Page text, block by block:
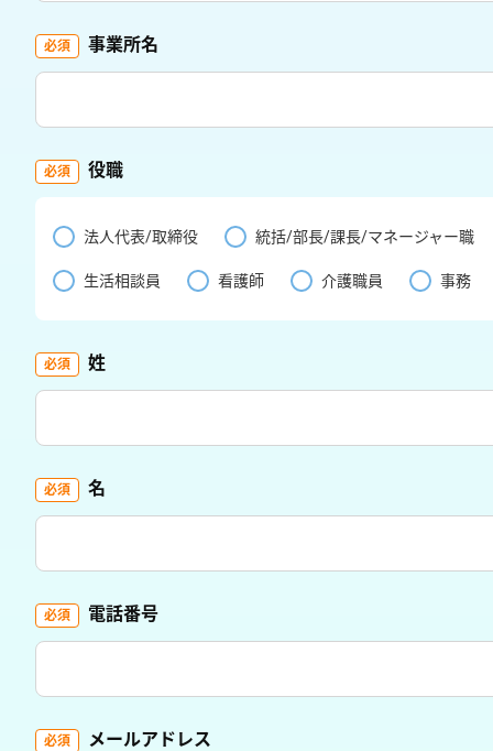
事業所名
役職
法人代表/取締役 統括/部長/課長/マネージャー職
生活相談員 看護師 介護職員 事務
姓
名
電話番号
メールアドレス